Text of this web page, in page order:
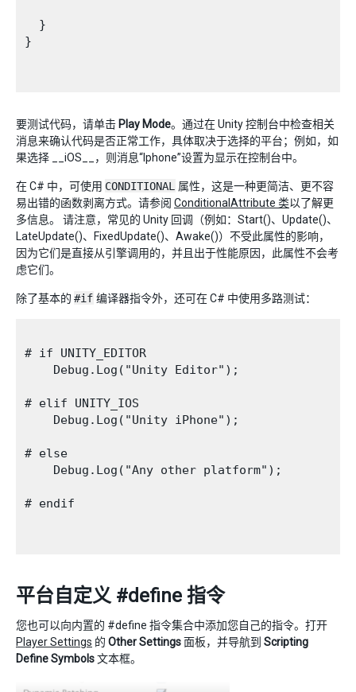
  }
}
要测试代码，请单击 Play Mode。通过在 Unity 控制台中检查相关
消息来确认代码是否正常工作，具体取决于选择的平台；例如，如
果选择 __iOS__，则消息“Iphone”设置为显示在控制台中。
在 C# 中，可使用 CONDITIONAL 属性，这是一种更简洁、更不容
易出错的函数剥离方式。请参阅 ConditionalAttribute 类以了解更
多信息。 请注意，常见的 Unity 回调（例如：Start()、Update()、
LateUpdate()、FixedUpdate()、Awake()）不受此属性的影响，
因为它们是直接从引擎调用的，并且出于性能原因，此属性不会考
虑它们。
除了基本的 #if 编译器指令外，还可在 C# 中使用多路测试：
# if UNITY_EDITOR
    Debug.Log("Unity Editor");
# elif UNITY_IOS
    Debug.Log("Unity iPhone");
# else
    Debug.Log("Any other platform");
# endif
平台自定义 #define 指令
您也可以向内置的 #define 指令集合中添加您自己的指令。打开
Player Settings 的 Other Settings面板，并导航到 Scripting
Define Symbols文本框。